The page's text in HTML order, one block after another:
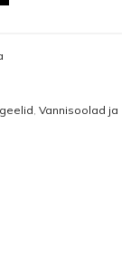
, Vannisoolad ja